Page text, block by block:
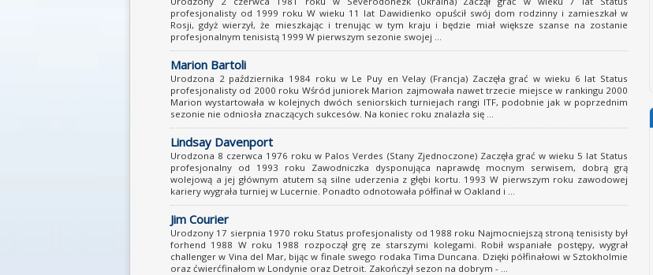
profesjonalisty od 1999 roku W wieku 11 lat Dawidienko opuścił swój dom rodzinny i zamieszkał w
Rosji, gdyż wierzył, że mieszkając i trenując w tym kraju i będzie miał większe szanse na zostanie
profesjonalnym tenisistą 1999 W pierwszym sezonie swojej ...
Marion Bartoli
Urodzona 2 października 1984 roku w Le Puy en Velay (Francja) Zaczęła grać w wieku 6 lat Status
profesjonalisty od 2000 roku Wśród juniorek Marion zajmowała nawet trzecie miejsce w rankingu 2000
Marion wystartowała w kolejnych dwóch seniorskich turniejach rangi ITF, podobnie jak w poprzednim
sezonie nie odniosła znaczących sukcesów. Na koniec roku znalazła się ...
Lindsay Davenport
Urodzona 8 czerwca 1976 roku w Palos Verdes (Stany Zjednoczone) Zaczęła grać w wieku 5 lat Status
profesjonalny od 1993 roku Zawodniczka dysponująca naprawdę mocnym serwisem, dobrą grą
wolejową a jej głównym atutem są silne uderzenia z głębi kortu. 1993 W pierwszym roku zawodowej
kariery wygrała turniej w Lucernie. Ponadto odnotowała półfinał w Oakland i ...
Jim Courier
Urodzony 17 sierpnia 1970 roku Status profesjonalisty od 1988 roku Najmocniejszą stroną tenisisty był
forhend 1988 W roku 1988 rozpoczął grę ze starszymi kolegami. Robił wspaniałe postępy, wygrał
challenger w Vina del Mar, bijąc w finale swego rodaka Tima Duncana. Dzięki półfinałowi w Sztokholmie
oraz ćwierćfinałom w Londynie oraz Detroit. Zakończył sezon na dobrym - ...